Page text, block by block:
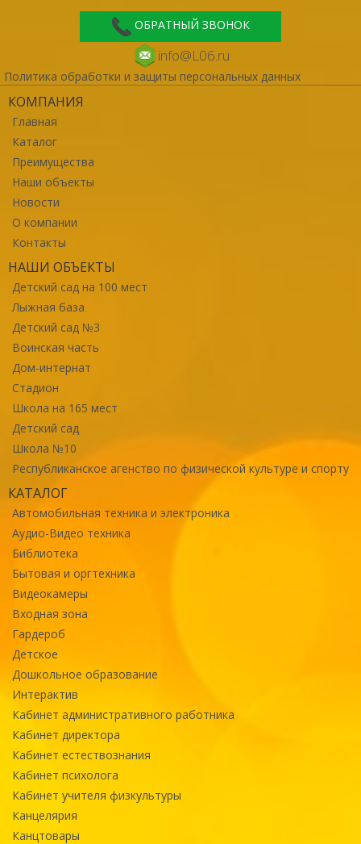
ОБРАТНЫЙ ЗВОНОК
info@L06.ru
Политика обработки и защиты персональных данных
КОМПАНИЯ
Главная
Каталог
Преимущества
Наши объекты
Новости
О компании
Контакты
НАШИ ОБЪЕКТЫ
Детский сад на 100 мест
Лыжная база
Детский сад №3
Воинская часть
Дом-интернат
Стадион
Школа на 165 мест
Детский сад
Школа №10
Республиканское агенство по физической культуре и спорту
КАТАЛОГ
Автомобильная техника и электроника
Аудио-Видео техника
Библиотека
Бытовая и оргтехника
Видеокамеры
Входная зона
Гардероб
Детское
Дошкольное образование
Интерактив
Кабинет административного работника
Кабинет директора
Кабинет естествознания
Кабинет психолога
Кабинет учителя физкультуры
Канцелярия
Канцтовары